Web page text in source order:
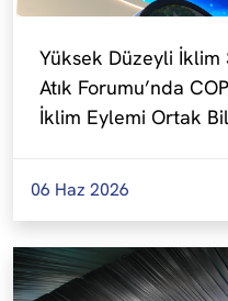
Yüksek Düzeyli İklim
Atık Forumu’nda
İklim Eylemi Ortak
06 Haz 2026